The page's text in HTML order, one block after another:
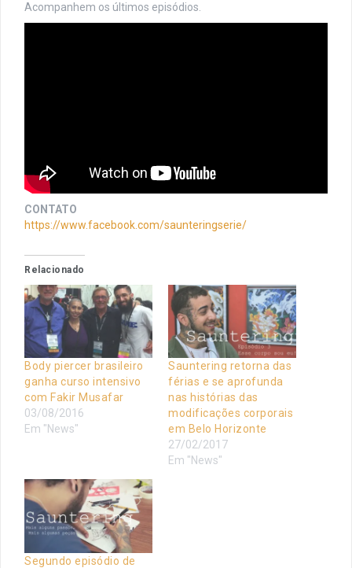
Acompanhem os últimos episódios.
CONTATO
https://www.facebook.com/saunteringserie/
Relacionado
Body piercer brasileiro
ganha curso intensivo
com Fakir Musafar
03/08/2016
Em "News"
Sauntering retorna das
férias e se aprofunda
nas histórias das
modificações corporais
em Belo Horizonte
27/02/2017
Em "News"
Segundo episódio de